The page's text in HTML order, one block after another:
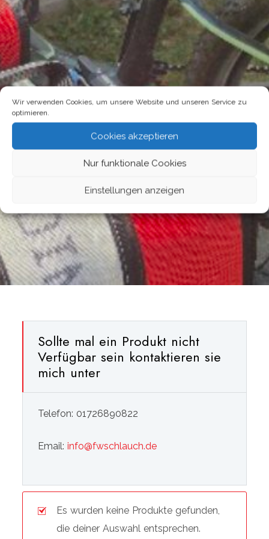
Wir verwenden Cookies, um unsere Website und unseren Service zu
optimieren.
Cookies akzeptieren
Nur funktionale Cookies
Einstellungen anzeigen
Kulturbeutel
Es wurden keine Produkte gefunden,
die deiner Auswahl entsprechen.
Sollte mal ein Produkt nicht
Verfügbar sein kontaktieren sie
mich unter
Telefon: 01726890822
Email:info@fwschlauch.de